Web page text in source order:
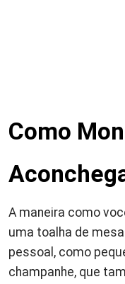
Como
A maneira como
uma toalha de
pessoal, como
champanhe, que